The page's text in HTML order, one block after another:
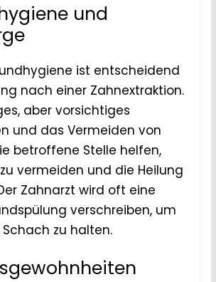
und
ist entscheidend
nach einer Zahnextraktion.
aber vorsichtiges
und das Vermeiden von
betroffene Stelle helfen,
vermeiden und die Heilung
Zahnarzt wird oft eine
verschreiben, um
zu halten.